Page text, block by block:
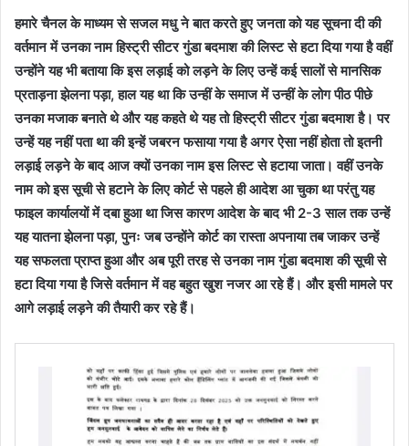
हमारे चैनल के माध्यम से सजल मधु ने बात करते हुए जनता को यह सूचना दी की
वर्तमान में उनका नाम हिस्ट्री सीटर गुंडा बदमाश की लिस्ट से हटा दिया गया है वहीं
उन्होंने यह भी बताया कि इस लड़ाई को लड़ने के लिए उन्हें कई सालों से मानसिक
प्रताड़ना झेलना पड़ा, हाल यह था कि उन्हीं के समाज में उन्हीं के लोग पीठ पीछे
उनका मजाक बनाते थे और यह कहते थे यह तो हिस्ट्री सीटर गुंडा बदमाश है। पर
उन्हें यह नहीं पता था की इन्हें जबरन फसाया गया है अगर ऐसा नहीं होता तो इतनी
लड़ाई लड़ने के बाद आज क्यों उनका नाम इस लिस्ट से हटाया जाता। वहीं उनके
नाम को इस सूची से हटाने के लिए कोर्ट से पहले ही आदेश आ चुका था परंतु यह
फाइल कार्यालयों में दबा हुआ था जिस कारण आदेश के बाद भी 2-3 साल तक उन्हें
यह यातना झेलना पड़ा, पुनः जब उन्होंने कोर्ट का रास्ता अपनाया तब जाकर उन्हें
यह सफलता प्राप्त हुआ और अब पूरी तरह से उनका नाम गुंडा बदमाश की सूची से
हटा दिया गया है जिसे वर्तमान में वह बहुत खुश नजर आ रहे हैं। और इसी मामले पर
आगे लड़ाई लड़ने की तैयारी कर रहे हैं।